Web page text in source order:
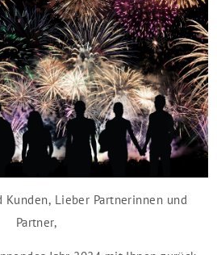
Kunden, Lieber Partnerinnen und
Partner,